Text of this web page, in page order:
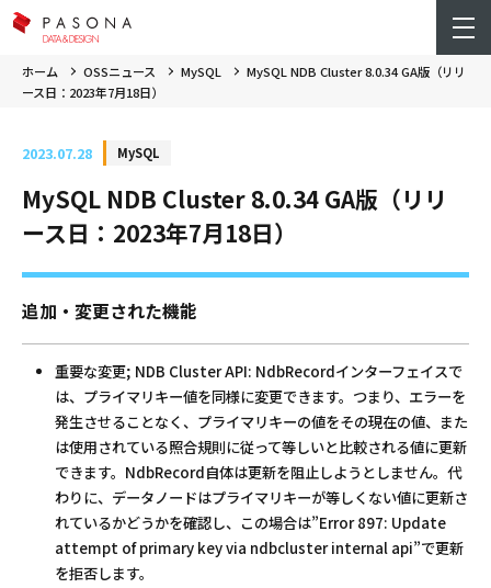
ホーム OSSニュース MySQL
MySQL NDB Cluster 8.0.34 GA版（リリ
ース日：2023年7月18日）
2023.07.28 MySQL
MySQL NDB Cluster 8.0.34 GA版（リリ
ース日：2023年7月18日）
追加・変更された機能
重要な変更; NDB Cluster API: NdbRecordインターフェイスで
は、プライマリキー値を同様に変更できます。つまり、エラーを
発生させることなく、プライマリキーの値をその現在の値、また
は使用されている照合規則に従って等しいと比較される値に更新
できます。NdbRecord自体は更新を阻止しようとしません。代
わりに、データノードはプライマリキーが等しくない値に更新さ
れているかどうかを確認し、この場合は”Error 897: Update
attempt of primary key via ndbcluster internal api”で更新
を拒否します。